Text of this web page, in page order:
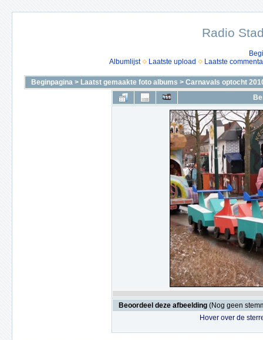
Radio
Albumlijst
Laatste upload Laatste
Beginpagina > Laatst gemaakte foto albums > Carnavals optocht
Beoordeel deze afbeelding (Nog geen
Hover over de